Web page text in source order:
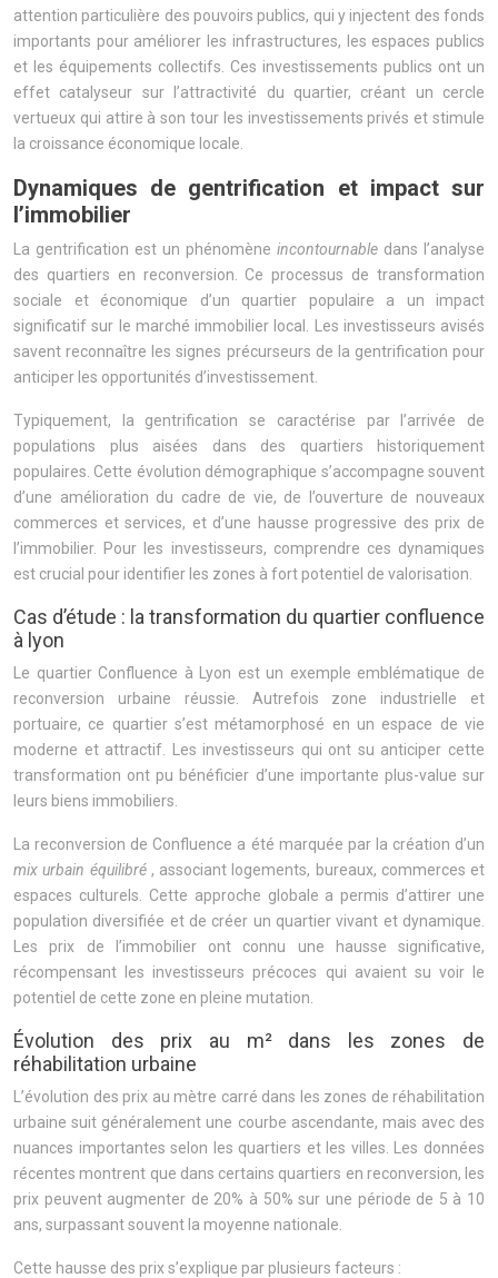
attention particulière des pouvoirs publics, qui y injectent des fonds
importants pour améliorer les infrastructures, les espaces publics
et les équipements collectifs. Ces investissements publics ont un
effet catalyseur sur l’attractivité du quartier, créant un cercle
vertueux qui attire à son tour les investissements privés et stimule
la croissance économique locale.
Dynamiques de gentrification et impact sur
l’immobilier
La gentrification est un phénomène incontournable dans l’analyse
des quartiers en reconversion. Ce processus de transformation
sociale et économique d’un quartier populaire a un impact
significatif sur le marché immobilier local. Les investisseurs avisés
savent reconnaître les signes précurseurs de la gentrification pour
anticiper les opportunités d’investissement.
Typiquement, la gentrification se caractérise par l’arrivée de
populations plus aisées dans des quartiers historiquement
populaires. Cette évolution démographique s’accompagne souvent
d’une amélioration du cadre de vie, de l’ouverture de nouveaux
commerces et services, et d’une hausse progressive des prix de
l’immobilier. Pour les investisseurs, comprendre ces dynamiques
est crucial pour identifier les zones à fort potentiel de valorisation.
Cas d’étude : la transformation du quartier confluence
à lyon
Le quartier Confluence à Lyon est un exemple emblématique de
reconversion urbaine réussie. Autrefois zone industrielle et
portuaire, ce quartier s’est métamorphosé en un espace de vie
moderne et attractif. Les investisseurs qui ont su anticiper cette
transformation ont pu bénéficier d’une importante plus-value sur
leurs biens immobiliers.
La reconversion de Confluence a été marquée par la création d’un
mix urbain équilibré , associant logements, bureaux, commerces et
espaces culturels. Cette approche globale a permis d’attirer une
population diversifiée et de créer un quartier vivant et dynamique.
Les prix de l’immobilier ont connu une hausse significative,
récompensant les investisseurs précoces qui avaient su voir le
potentiel de cette zone en pleine mutation.
Évolution des prix au m² dans les zones de
réhabilitation urbaine
L’évolution des prix au mètre carré dans les zones de réhabilitation
urbaine suit généralement une courbe ascendante, mais avec des
nuances importantes selon les quartiers et les villes. Les données
récentes montrent que dans certains quartiers en reconversion, les
prix peuvent augmenter de 20% à 50% sur une période de 5 à 10
ans, surpassant souvent la moyenne nationale.
Cette hausse des prix s’explique par plusieurs facteurs :